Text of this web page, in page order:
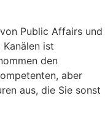
Public Affairs und
ist
den
aber
aus, die Sie sonst